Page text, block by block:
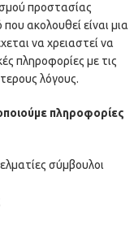
προστασίας
ακολουθεί είναι μια
να χρειαστεί να
πληροφορίες με τις
λόγους.
πληροφορίες
σύμβουλοι